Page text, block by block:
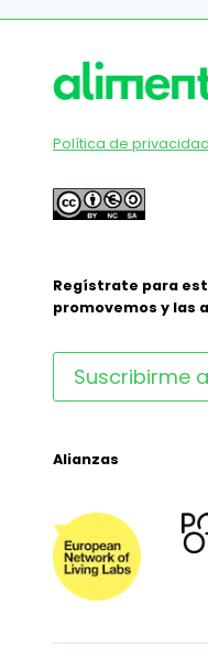
Política de privacidad
Regístrate para
promovemos y las
Suscribirme
Alianzas